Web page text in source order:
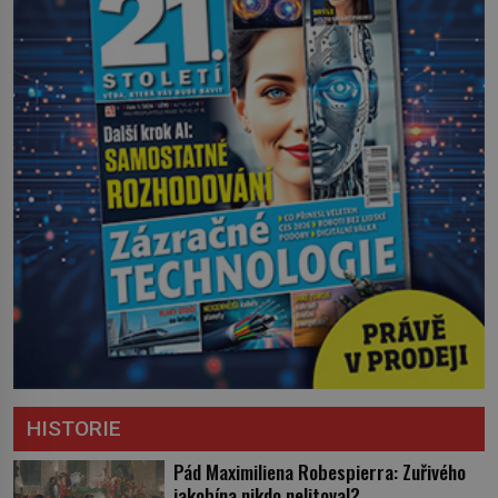
HISTORIE
Pád Maximiliena Robespierra: Zuřivého